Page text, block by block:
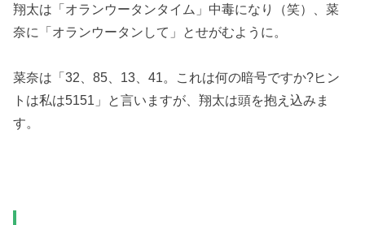
翔太は「オランウータンタイム」中毒になり（笑）、菜
奈に「オランウータンして」とせがむように。
菜奈は「32、85、13、41。これは何の暗号ですか?ヒン
トは私は5151」と言いますが、翔太は頭を抱え込みま
す。